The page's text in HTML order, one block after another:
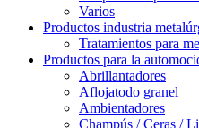
Varios
Productos industria
Tratamientos para
Productos para la
Abrillantadores
Aflojatodo granel
Ambientadores
Champús / Ceras /